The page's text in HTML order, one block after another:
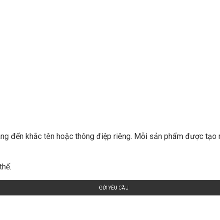
đến khắc tên hoặc thông điệp riêng. Mỗi sản phẩm được
GỬI YÊU CẦU